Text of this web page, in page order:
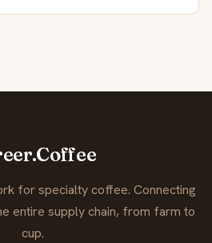
for specialty coffee. Connecting
entire supply chain, from farm to
cup.